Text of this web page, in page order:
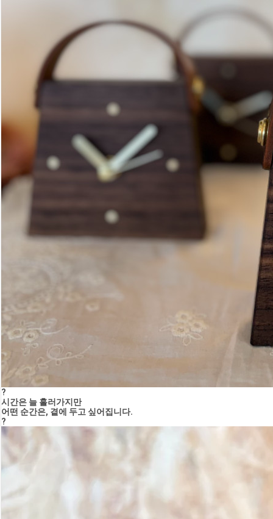
?
시간은 늘 흘러가지만
어떤 순간은, 곁에 두고 싶어집니다.
?